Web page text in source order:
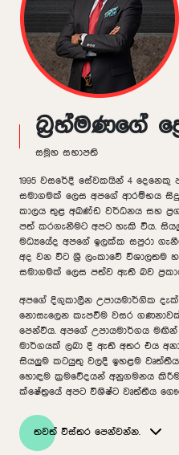
බ්‍රහ්මණගේ
සමූහ සභාපති
1995 වසරේදී සේවකයින් 4
සමාගමක් ලෙස අපගේ ආරම්භය
කාලය තුළ අඛණ්ඩ වර්ධනය සහ
පත් කරගැනීමට අපට හැකි විය.
මධ්‍යයේද අපගේ ඉලක්ක සපුරා
අද වන විට ශ්‍රී ලංකාවේ විශාලතම
සමාගමක් ලෙස පත්ව ඇති බව
අපගේ දිගුකාලීන උපායමාර්ගික
නොසැලෙන කැපවීම වසර
පෙන්වීය. අපගේ උපායමාර්ගය
මාර්ගයක් ලබා දී ඇති අතර එය
සියලුම කටයුතු වලදී ඉහළම
හොඳම ක්‍රමවේදයන් අනුගමනය
ක්ෂේත්‍රයේ අපට විශිෂ්ට වෘත්තීය
තවත් විස්තර පෙන්වන්න.